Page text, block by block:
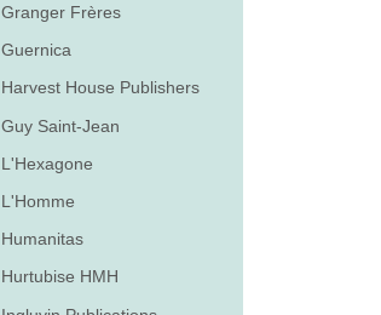
Granger Frères
Guernica
Harvest House Publishers
Guy Saint-Jean
L'Hexagone
L'Homme
Humanitas
Hurtubise HMH